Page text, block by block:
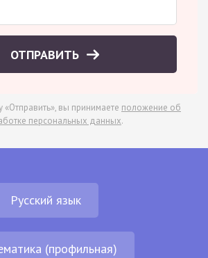
ОТПРАВИТЬ
вы принимаете положение об
персональных данных.
Русский язык
(профильная)